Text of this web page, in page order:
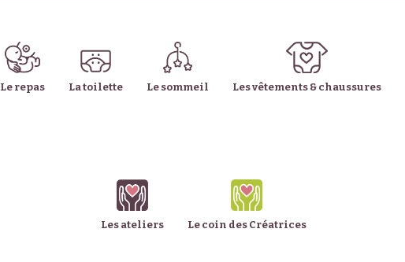
Le repas La toilette Le sommeil Les vêtements & chaussures
Les ateliers Le coin des Créatrices